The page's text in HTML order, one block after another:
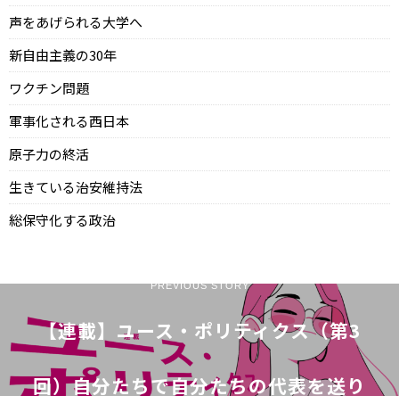
声をあげられる大学へ
新自由主義の30年
ワクチン問題
軍事化される西日本
原子力の終活
生きている治安維持法
総保守化する政治
PREVIOUS STORY
【連載】ユース・ポリティクス（第3
回）自分たちで自分たちの代表を送り